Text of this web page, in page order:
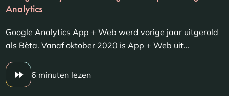
Analytics
Google Analytics App + Web werd vorige jaar uitgerold
als Bèta. Vanaf oktober 2020 is App + Web uit…
6 minuten lezen